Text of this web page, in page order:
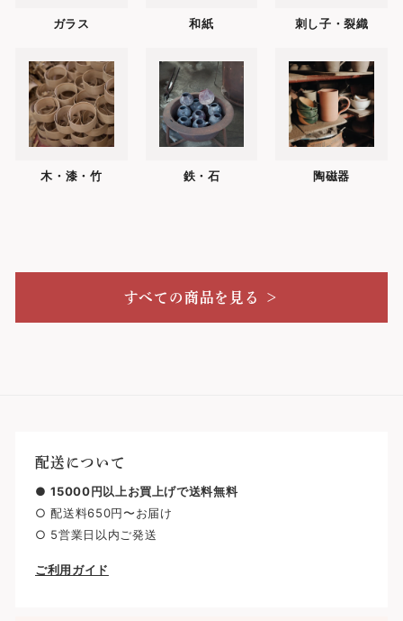
ガラス 和紙 刺し子・裂織
木・漆・竹 鉄・石 陶磁器
すべての商品を見る ＞
配送について
●15000円以上お買上げで送料無料
○ 配送料650円〜お届け
○ 5営業日以内ご発送
ご利用ガイド